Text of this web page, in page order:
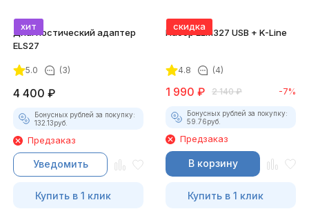
хит
Диагностический адаптер
ELS27
5.0 (3)
4 400 ₽
Бонусных рублей за покупку:
132.13руб.
Предзаказ
Уведомить
Купить в 1 клик
скидка
Набор ELM327 USB + K-Line
4.8 (4)
1 990 ₽ 2 140 ₽ -7%
Бонусных рублей за покупку:
59.76руб.
Предзаказ
В корзину
Купить в 1 клик